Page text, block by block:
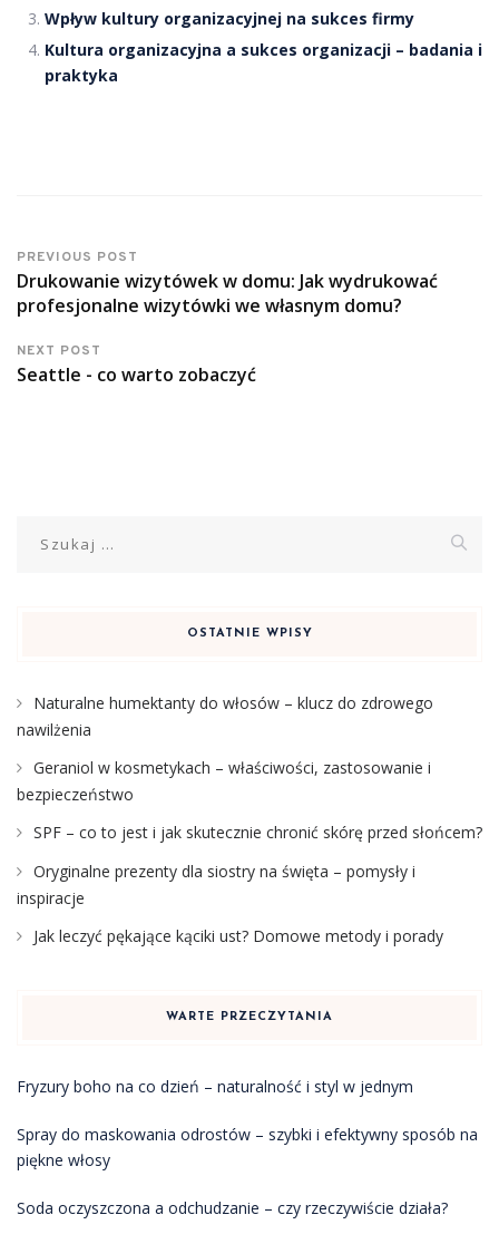
Wpływ kultury organizacyjnej na sukces firmy
Kultura organizacyjna a sukces organizacji – badania i
praktyka
PREVIOUS POST
Drukowanie wizytówek w domu: Jak wydrukować
profesjonalne wizytówki we własnym domu?
NEXT POST
Seattle - co warto zobaczyć
OSTATNIE WPISY
Naturalne humektanty do włosów – klucz do zdrowego
nawilżenia
Geraniol w kosmetykach – właściwości, zastosowanie i
bezpieczeństwo
SPF – co to jest i jak skutecznie chronić skórę przed słońcem?
Oryginalne prezenty dla siostry na święta – pomysły i
inspiracje
Jak leczyć pękające kąciki ust? Domowe metody i porady
WARTE PRZECZYTANIA
Fryzury boho na co dzień – naturalność i styl w jednym
Spray do maskowania odrostów – szybki i efektywny sposób na
piękne włosy
Soda oczyszczona a odchudzanie – czy rzeczywiście działa?